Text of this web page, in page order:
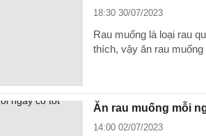
18:30 30/07/2023
Rau muống là loại rau
thích, vậy ăn rau
Ăn rau muống mỗi
14:00 02/07/2023